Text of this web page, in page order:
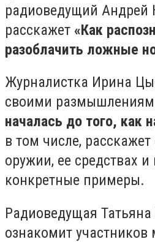
радиоведущий Андрей
расскажет «Как
разоблачить ложные
Журналистка Ирина
своими
началась до того, как
в том числе,
оружии, ее средствах и
конкретные примеры.
Радиоведущая
ознакомит участников